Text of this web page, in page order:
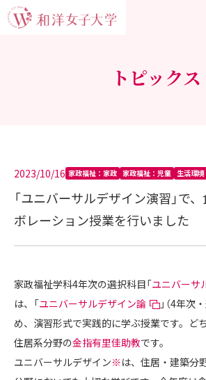
トピックス
2023/10/16 家政福祉：家政 家政福祉：児童 生活環
「ユニバーサルデザイン演習」で
ボレーション授業を行いました
家政福祉学科4年次の選択科目「ユニバーサ
は、「ユニバーサルデザイン論
」（4年次
め、演習形式で実践的に学ぶ授業です。ど
住居系分野の金指有里佳助教です。
ユニバーサルデザイン※ は、住居・建築分